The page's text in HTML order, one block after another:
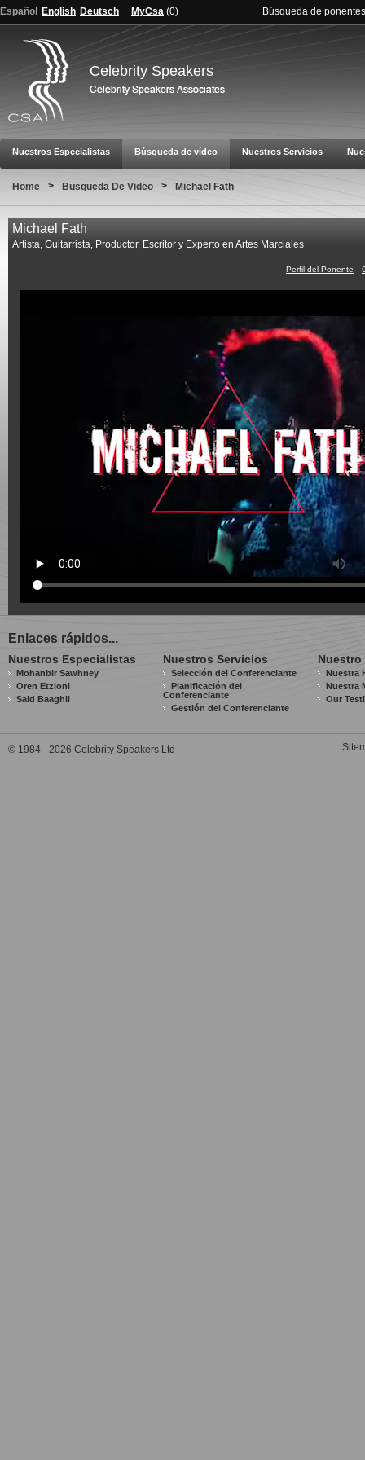
Español English Deutsch MyCsa (0) Búsqueda de ponentes
Celebrity Speakers
Nuestros Especialistas Búsqueda de vídeo Nuestros Servicios
Home > Busqueda De Video > Michael Fath
Michael Fath
Artista, Guitarrista, Productor, Escritor y Experto en Artes Marciales
Perfil del Ponente
Enlaces rápidos...
Nuestros Especialistas
Mohanbir Sawhney
Oren Etzioni
Said Baaghil
Nuestros Servicios
Selección del Conferenciante
Planificación del
Conferenciante
Gestión del Conferenciante
Nuestra
Nuestra
Our
© 1984 - 2026 Celebrity Speakers Ltd